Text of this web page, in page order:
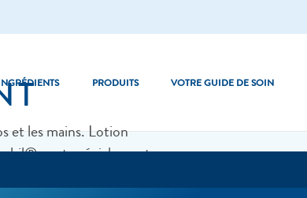
PRODUITS VOTRE GUIDE DE SOIN
et les mains. Lotion
sont spécialement